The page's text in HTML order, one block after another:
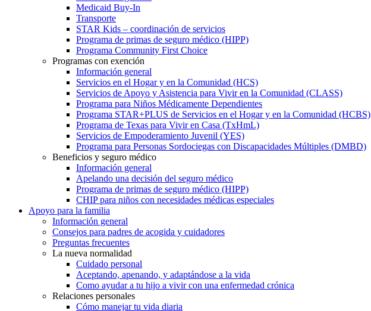
Medicaid Buy-In
Transporte
STAR Kids – coordinación de servicios
Programa de primas de seguro médico (HIPP)
Programa Community First Choice
Programas con exención
Información general
Servicios en el Hogar y en la Comunidad (HCS)
Servicios de Apoyo y Asistencia para Vivir en la Comunidad (CLASS)
Programa para Niños Médicamente Dependientes
Programa STAR+PLUS de Servicios en el Hogar y en la Comunidad (HCBS)
Programa de Texas para Vivir en Casa (TxHmL)
Servicios de Empoderamiento Juvenil (YES)
Programa para Personas Sordociegas con Discapacidades Múltiples (DMBD)
Beneficios y seguro médico
Información general
Apelando una decisión del seguro médico
Programa de primas de seguro médico (HIPP)
CHIP para niños con necesidades médicas especiales
Apoyo para la familia
Información general
Consejos para padres de acogida y cuidadores
Preguntas frecuentes
La nueva normalidad
Cuidado personal
Aceptando, apenando, y adaptándose a la vida
Como ayudar a tu hijo a vivir con una enfermedad crónica
Relaciones personales
Cómo manejar tu vida diaria